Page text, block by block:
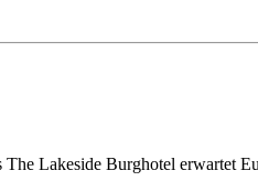
The Lakeside Burghotel erwartet